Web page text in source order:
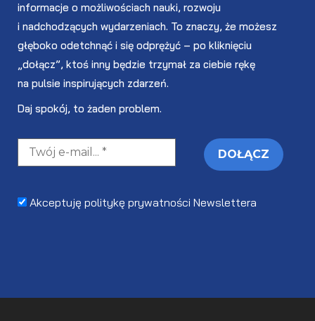
informacje o możliwościach nauki, rozwoju
i nadchodzących wydarzeniach. To znaczy, że możesz
głęboko odetchnąć i się odprężyć – po kliknięciu
„dołącz”, ktoś inny będzie trzymał za ciebie rękę
na pulsie inspirujących zdarzeń.
Daj spokój, to żaden problem.
Akceptuję politykę prywatności Newslettera